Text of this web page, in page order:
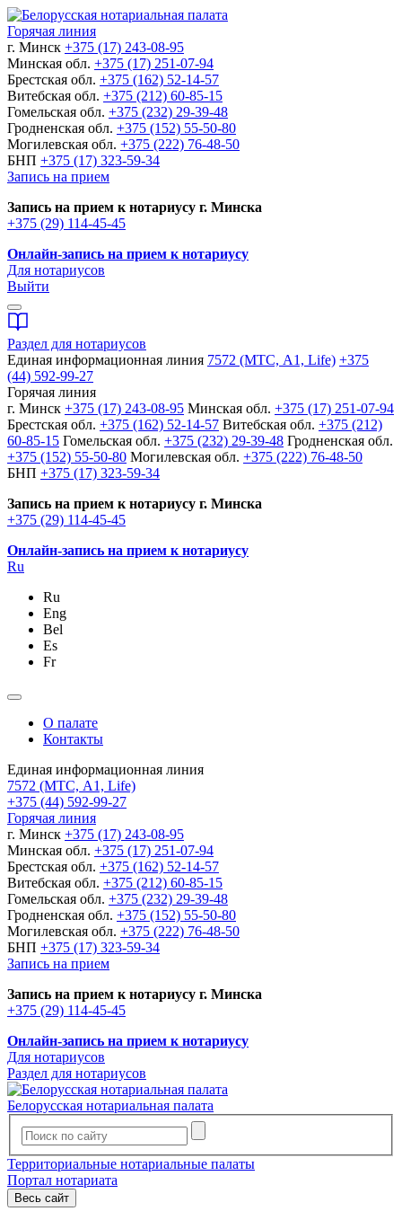
Горячая линия
г. Минск +375 (17) 243-08-95
Минская обл. +375 (17) 251-07-94
Брестская обл. +375 (162) 52-14-57
Витебская обл. +375 (212) 60-85-15
Гомельская обл. +375 (232) 29-39-48
Гродненская обл. +375 (152) 55-50-80
Могилевская обл. +375 (222) 76-48-50
БНП +375 (17) 323-59-34
Запись на прием
Запись на прием к нотариусу г. Минска
+375 (29) 114-45-45
Онлайн-запись на прием к нотариусу
Для нотариусов
Выйти
Раздел для нотариусов
Единая информационная линия 7572 (МТС, A1, Life) +375
(44) 592-99-27
Горячая линия
г. Минск +375 (17) 243-08-95 Минская обл. +375 (17) 251-07-94
Брестская обл. +375 (162) 52-14-57 Витебская обл. +375 (212)
60-85-15 Гомельская обл. +375 (232) 29-39-48 Гродненская обл.
+375 (152) 55-50-80 Могилевская обл. +375 (222) 76-48-50
БНП +375 (17) 323-59-34
Запись на прием к нотариусу г. Минска
+375 (29) 114-45-45
Онлайн-запись на прием к нотариусу
Ru
Ru
Eng
Bel
Es
Fr
О палате
Контакты
Единая информационная линия
7572 (МТС, A1, Life)
+375 (44) 592-99-27
Горячая линия
г. Минск +375 (17) 243-08-95
Минская обл. +375 (17) 251-07-94
Брестская обл. +375 (162) 52-14-57
Витебская обл. +375 (212) 60-85-15
Гомельская обл. +375 (232) 29-39-48
Гродненская обл. +375 (152) 55-50-80
Могилевская обл. +375 (222) 76-48-50
БНП +375 (17) 323-59-34
Запись на прием
Запись на прием к нотариусу г. Минска
+375 (29) 114-45-45
Онлайн-запись на прием к нотариусу
Для нотариусов
Раздел для нотариусов
Белорусская нотариальная палата
Территориальные нотариальные палаты
Портал нотариата
Весь сайт